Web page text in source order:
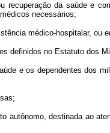
da saúde e
necessários;
médico-hospitalar, ou
definidos no Estatuto dos
e os dependentes dos
destinada ao